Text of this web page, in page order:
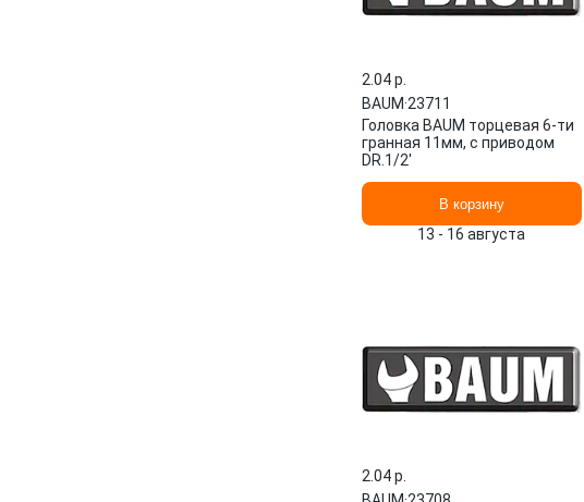
2.04 p.
BAUM·23711
Головка BAUM торцевая 6-ти
гранная 11мм, с приводом
DR.1/2'
В корзину
13 - 16 августа
2.04 p.